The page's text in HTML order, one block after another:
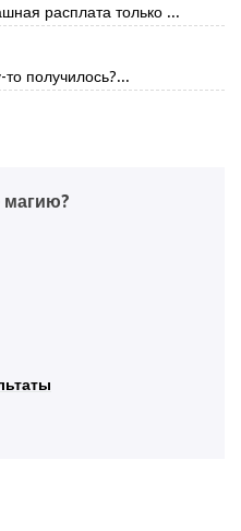
расплата только ...
получилось?...
магию?